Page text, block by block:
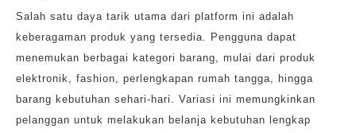
Salah satu daya tarik utama dari platform ini adalah
keberagaman produk yang tersedia. Pengguna dapat
menemukan berbagai kategori barang, mulai dari produk
elektronik, fashion, perlengkapan rumah tangga, hingga
barang kebutuhan sehari-hari. Variasi ini memungkinkan
pelanggan untuk melakukan belanja kebutuhan lengkap